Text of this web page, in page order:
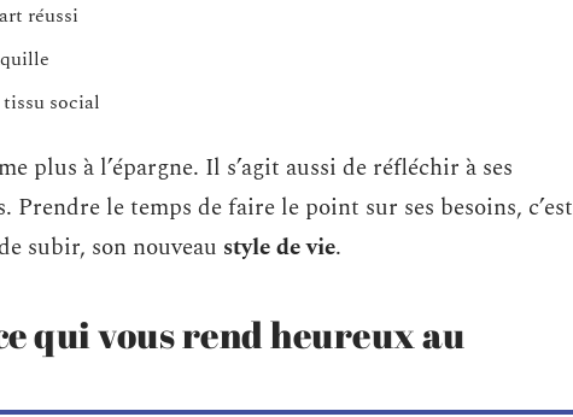
réussi
social
plus à l’épargne. Il s’agit aussi de réfléchir à ses
Prendre le temps de faire le point sur ses besoins, c’est
subir, son nouveau style de vie.
qui vous rend heureux au